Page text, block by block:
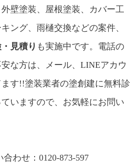
壁塗装、屋根塗装、カバー工
ング、雨樋交換などの案件、
見積り も実施中です。電話の
な方は、メール、LINEアカウ
す!!塗装業者の塗創建に無料診
いますので、お気軽にお問い
わせ：0120-873-597